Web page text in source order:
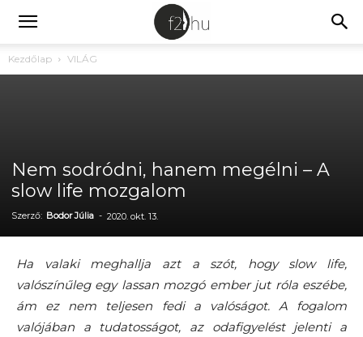
Kezdőlap VILÁG
Nem sodródni, hanem megélni – A
slow life mozgalom
Szerző: Bodor Júlia - 2020. okt. 13.
Ha valaki meghallja azt a szót, hogy slow life,
valószínűleg egy lassan mozgó ember jut róla eszébe,
ám ez nem teljesen fedi a valóságot. A fogalom
valójában a tudatosságot, az odafigyelést jelenti a